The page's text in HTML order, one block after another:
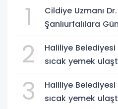
1
Cildiye Uzmanı
Şanlıurfalılara
2
Haliliye
sıcak yemek
3
Haliliye
sıcak yemek